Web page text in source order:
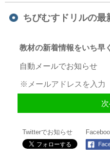
ちびむすドリルの最
教材の新着情報をいち早
自動メールでお知らせ
Twitterでお知らせ